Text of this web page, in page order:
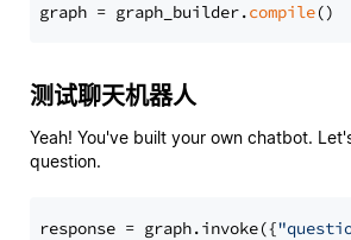
graph = graph_builder.compile
测试聊天机器人
Yeah! You've built your own chatbot.
question.
response = graph.invoke({